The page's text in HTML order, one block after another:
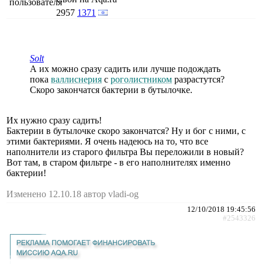
2957 1371
Solt
А их можно сразу садить или лучше подождать
пока валлиснерия с роголистником разрастутся?
Скоро закончатся бактерии в бутылочке.
Их нужно сразу садить!
Бактерии в бутылочке скоро закончатся? Ну и бог с ними, с
этими бактериями. Я очень надеюсь на то, что все
наполнители из старого фильтра Вы переложили в новый?
Вот там, в старом фильтре - в его наполнителях именно
бактерии!
Изменено 12.10.18 автор vladi-og
12/10/2018 19:45:56
#2543326